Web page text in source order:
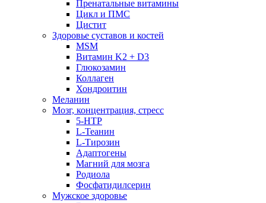
Пренатальные витамины
Цикл и ПМС
Цистит
Здоровье суставов и костей
MSM
Витамин K2 + D3
Глюкозамин
Коллаген
Хондроитин
Меланин
Мозг, концентрация, стресс
5-HTP
L-Теанин
L-Тирозин
Адаптогены
Магний для мозга
Родиола
Фосфатидилсерин
Мужское здоровье